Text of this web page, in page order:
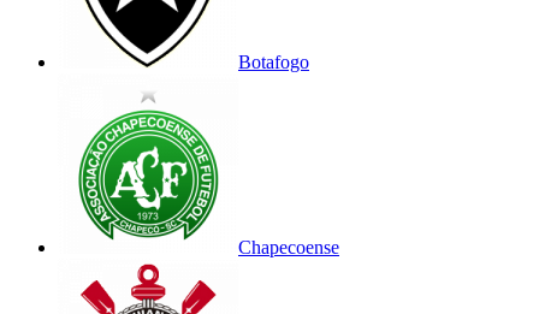
Botafogo
Chapecoense